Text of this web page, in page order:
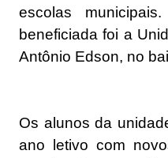
escolas
beneficiada foi a
Antônio Edson, no
Os alunos da
ano letivo com